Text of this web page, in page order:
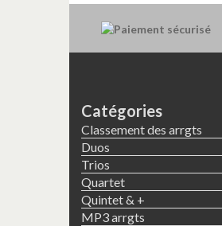
Catégories
Classement des arrgts
Duos
Trios
Quartet
Quintet & +
MP3 arrgts